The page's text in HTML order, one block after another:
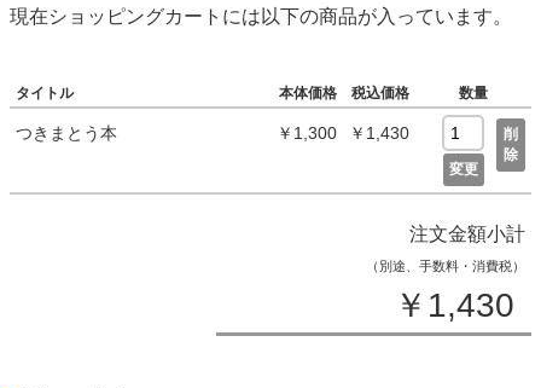
現在ショッピングカートには以下の商品が入っています。
タイトル 本体価格 税込価格 数量
つきまとう本 ￥1,300 ￥1,430
変更
削
除
注文金額小計
（別途、手数料・消費税）
￥1,430